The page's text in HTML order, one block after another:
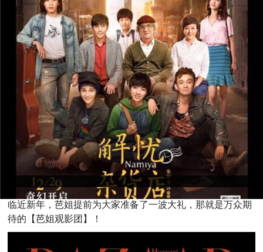
临近新年，芭姐提前为大家准备了一波大礼，那就是万众期
待的【芭姐观影团】！